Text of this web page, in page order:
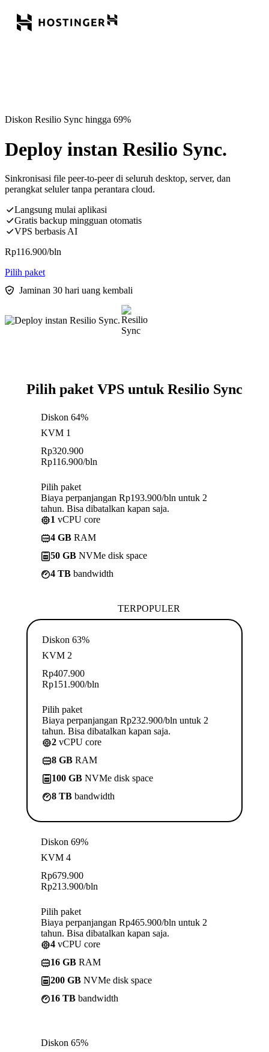
Diskon Resilio Sync hingga 69%
Deploy instan Resilio Sync.
Sinkronisasi file peer-to-peer di seluruh desktop, server, dan
perangkat seluler tanpa perantara cloud.
Langsung mulai aplikasi
Gratis backup mingguan otomatis
VPS berbasis AI
Rp116.900/bln
Pilih paket
Jaminan 30 hari uang kembali
Pilih paket VPS untuk Resilio Sync
Diskon 64%
KVM 1
Rp320.900
Rp116.900/bln
Pilih paket
Biaya perpanjangan Rp193.900/bln untuk 2
tahun. Bisa dibatalkan kapan saja.
1 vCPU core
4 GB RAM
50 GB NVMe disk space
4 TB bandwidth
TERPOPULER
Diskon 63%
KVM 2
Rp407.900
Rp151.900/bln
Pilih paket
Biaya perpanjangan Rp232.900/bln untuk 2
tahun. Bisa dibatalkan kapan saja.
2 vCPU core
8 GB RAM
100 GB NVMe disk space
8 TB bandwidth
Diskon 69%
KVM 4
Rp679.900
Rp213.900/bln
Pilih paket
Biaya perpanjangan Rp465.900/bln untuk 2
tahun. Bisa dibatalkan kapan saja.
4 vCPU core
16 GB RAM
200 GB NVMe disk space
16 TB bandwidth
Diskon 65%